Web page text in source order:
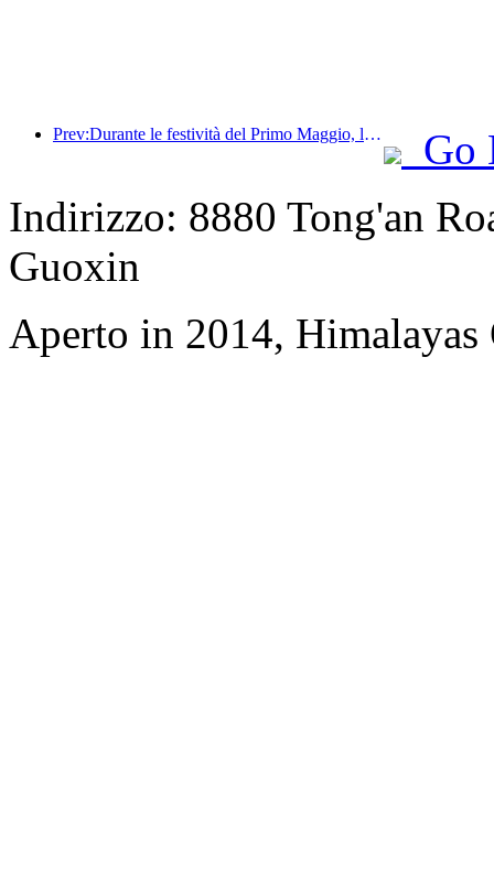
Prev:Durante le festività del Primo Maggio, la ferrovia del delta del fiume Yangtze ha trasportato oltre 21,38 milioni di passeggeri.
Go
Indirizzo: 8880 Tong'an
Guoxin
Aperto in 2014,